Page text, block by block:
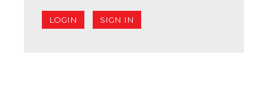
LOGIN SIGN IN